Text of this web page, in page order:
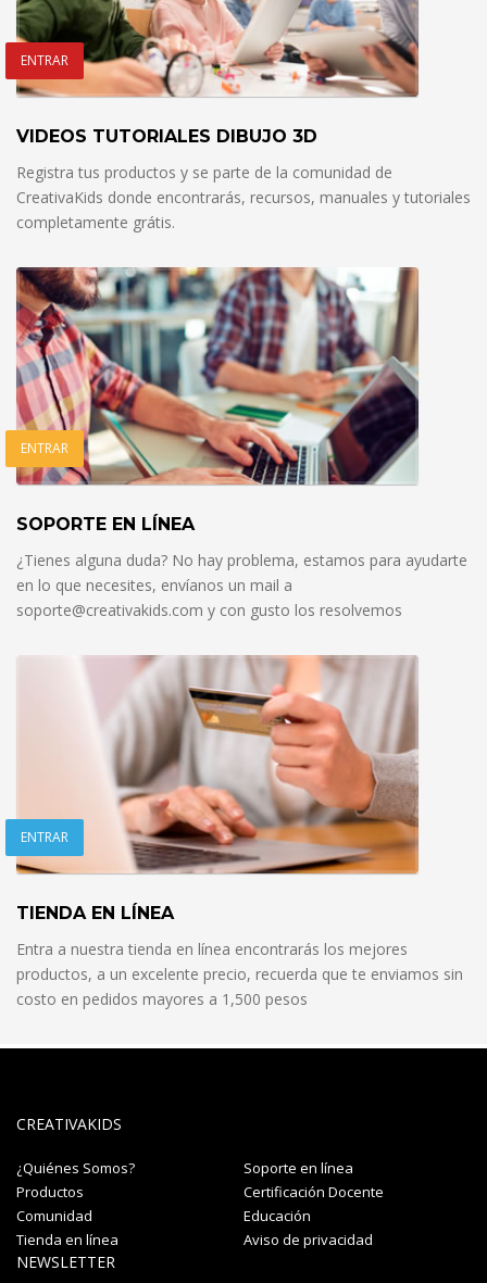
ENTRAR
VIDEOS TUTORIALES DIBUJO 3D
Registra tus productos y se parte de la comunidad de
CreativaKids donde encontrarás, recursos, manuales y tutoriales
completamente grátis.
ENTRAR
SOPORTE EN LÍNEA
¿Tienes alguna duda? No hay problema, estamos para ayudarte
en lo que necesites, envíanos un mail a
soporte@creativakids.com y con gusto los resolvemos
ENTRAR
TIENDA EN LÍNEA
Entra a nuestra tienda en línea encontrarás los mejores
productos, a un excelente precio, recuerda que te enviamos sin
costo en pedidos mayores a 1,500 pesos
CREATIVAKIDS
¿Quiénes Somos?
Soporte en línea
Productos
Certificación Docente
Comunidad
Educación
Tienda en línea
Aviso de privacidad
NEWSLETTER